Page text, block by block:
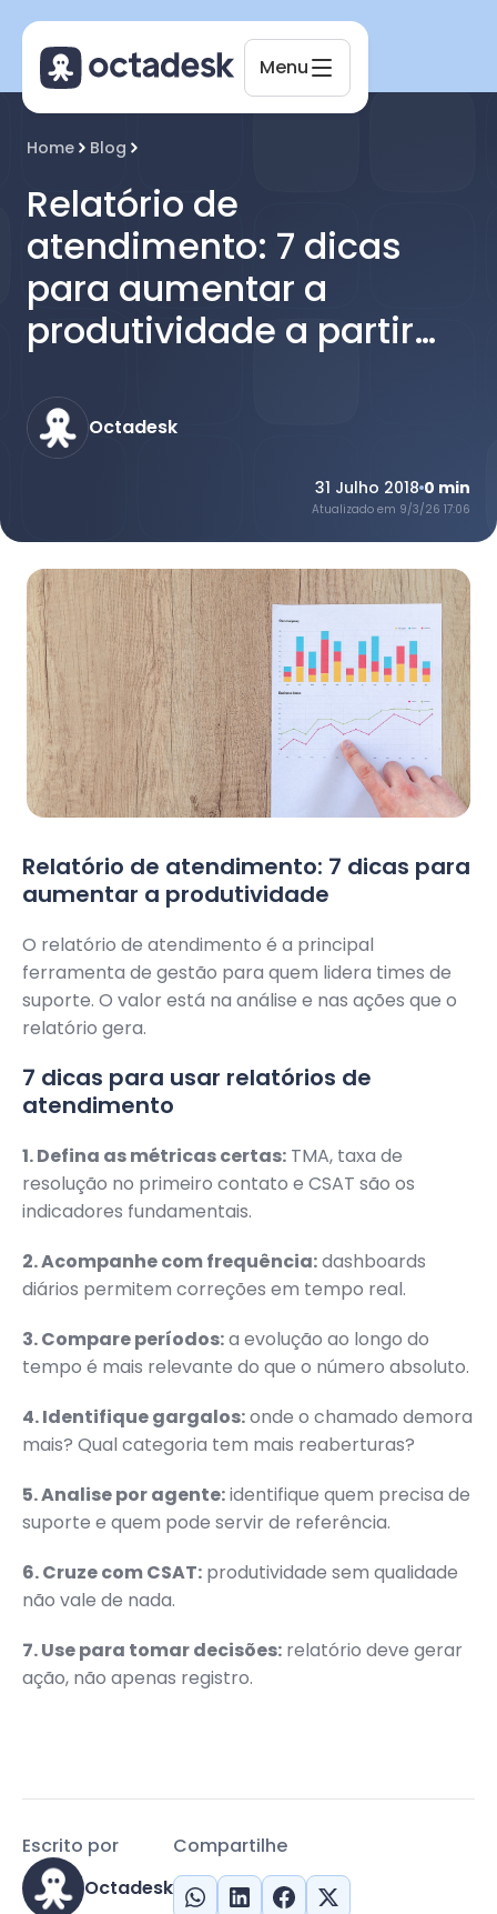
Menu
Home Blog
Relatório de
atendimento: 7 dicas
para aumentar a
produtividade a partir
Octadesk
31 Julho 2018 0 min
Atualizado em 9/3/26 17:06
Relatório de atendimento: 7 dicas para
aumentar a produtividade
O relatório de atendimento é a principal
ferramenta de gestão para quem lidera times de
suporte. O valor está na análise e nas ações que o
relatório gera.
7 dicas para usar relatórios de
atendimento
1. Defina as métricas certas: TMA, taxa de
resolução no primeiro contato e CSAT são os
indicadores fundamentais.
2. Acompanhe com frequência:dashboards
diários permitem correções em tempo real.
3. Compare períodos:a evolução ao longo do
tempo é mais relevante do que o número absoluto.
4. Identifique gargalos:onde o chamado demora
mais? Qual categoria tem mais reaberturas?
5. Analise por agente:identifique quem precisa de
suporte e quem pode servir de referência.
6. Cruze com CSAT: produtividade sem qualidade
não vale de nada.
7. Use para tomar decisões: relatório deve gerar
ação, não apenas registro.
Compartilhe
Escrito por
Octadesk
Octadesk
Online agora